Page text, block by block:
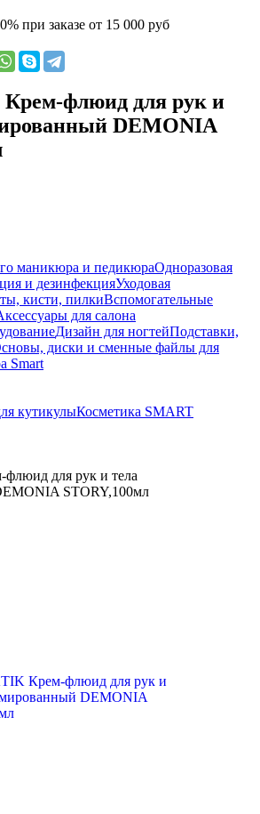
при заказе от 15 000 руб
флюид для рук и
DEMONIA
маникюра и педикюраОдноразовая
и дезинфекцияУходовая
кисти, пилкиВспомогательные
для салона
Дизайн для ногтейПодставки,
диски и сменные файлы для
Smart
кутикулыКосметика SMART
для рук и тела
STORY,100мл